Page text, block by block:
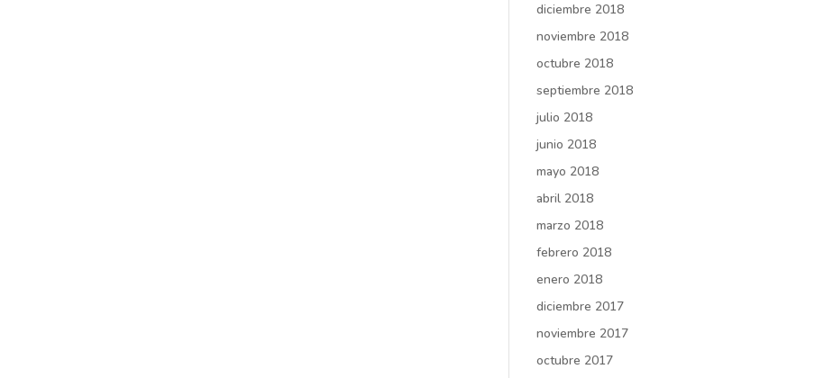
diciembre 2018
noviembre 2018
octubre 2018
septiembre 2018
julio 2018
junio 2018
mayo 2018
abril 2018
marzo 2018
febrero 2018
enero 2018
diciembre 2017
noviembre 2017
octubre 2017